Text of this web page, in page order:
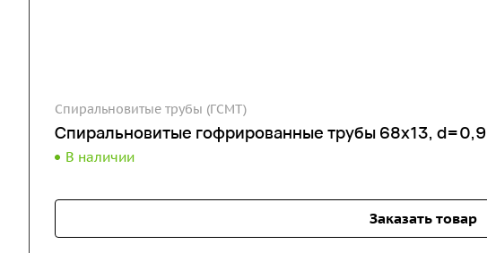
Спиральновитые трубы (ГСМТ)
Спиральновитые гофрированные трубы 68х13, d=0,9
В наличии
Заказать товар